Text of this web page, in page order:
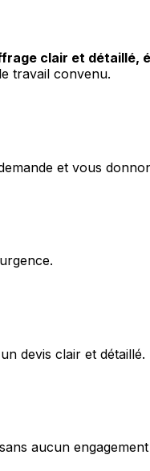
clair et détaillé,
travail convenu.
et vous
devis clair et détaillé.
aucun